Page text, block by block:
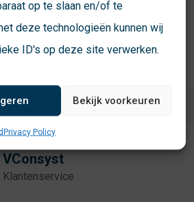
op te slaan en/of te
deze technologieën kunnen wij
ID's op deze site verwerken.
Bekijk voorkeuren
Privacy Policy
VConsyst
Klantenservice